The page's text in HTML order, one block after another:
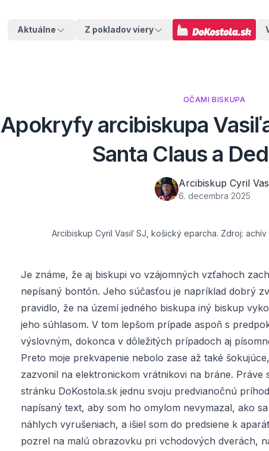
Aktuálne Z pokladov viery
OČAMI BISKUPA
Apokryfy arcibiskupa
Santa Claus a
Arcibiskup Cyril
6. decembra 2025
Arcibiskup Cyril Vasiľ SJ, košický eparcha. Zdroj:
Je známe, že aj biskupi vo vzájomných vzťahoch
nepísaný bontón. Jeho súčasťou je napríklad dobrý
pravidlo, že na území jedného biskupa iný biskup
jeho súhlasom. V tom lepšom prípade aspoň s
výslovným, dokonca v dôležitých prípadoch aj
Preto moje prekvapenie nebolo zase až také
zazvonil na elektronickom vrátnikovi na bráne. Práve
stránku DoKostola.sk jednu svoju predvianočnú
napísaný text, aby som ho omylom nevymazal, ako
náhlych vyrušeniach, a išiel som do predsiene k
pozrel na malú obrazovku pri vchodových dverách,